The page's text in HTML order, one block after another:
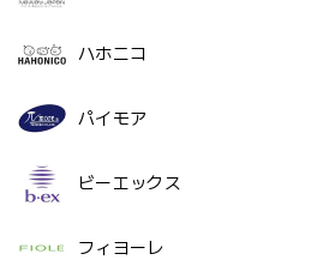
ハホニコ
パイモア
ビーエックス
フィヨーレ